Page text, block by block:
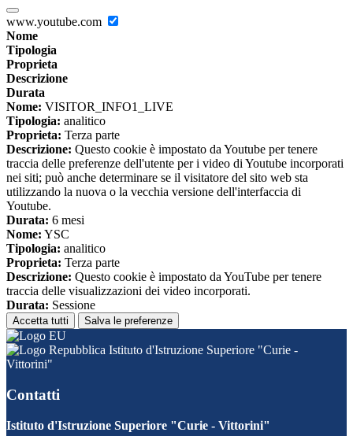
www.youtube.com
Nome
Tipologia
Proprieta
Descrizione
Durata
Nome: VISITOR_INFO1_LIVE
Tipologia: analitico
Proprieta: Terza parte
Descrizione: Questo cookie è impostato da Youtube per tenere
traccia delle preferenze dell'utente per i video di Youtube incorporati
nei siti; può anche determinare se il visitatore del sito web sta
utilizzando la nuova o la vecchia versione dell'interfaccia di
Youtube.
Durata: 6 mesi
Nome: YSC
Tipologia: analitico
Proprieta: Terza parte
Descrizione: Questo cookie è impostato da YouTube per tenere
traccia delle visualizzazioni dei video incorporati.
Durata: Sessione
Accetta tutti Salva le preferenze
Istituto d'Istruzione Superiore "Curie -
Vittorini"
Contatti
Istituto d'Istruzione Superiore "Curie - Vittorini"